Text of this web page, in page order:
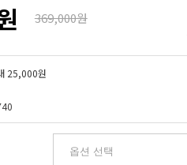
369,000원
25,000원